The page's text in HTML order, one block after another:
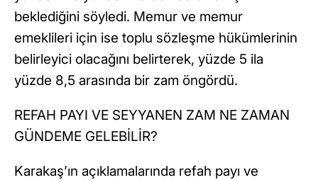
beklediğini söyledi. Memur ve memur
emeklileri için ise toplu sözleşme hükümlerinin
belirleyici olacağını belirterek, yüzde 5 ila
yüzde 8,5 arasında bir zam öngördü.
REFAH PAYI VE SEYYANEN ZAM NE ZAMAN
GÜNDEME GELEBİLİR?
Karakaş’ın açıklamalarında refah payı ve